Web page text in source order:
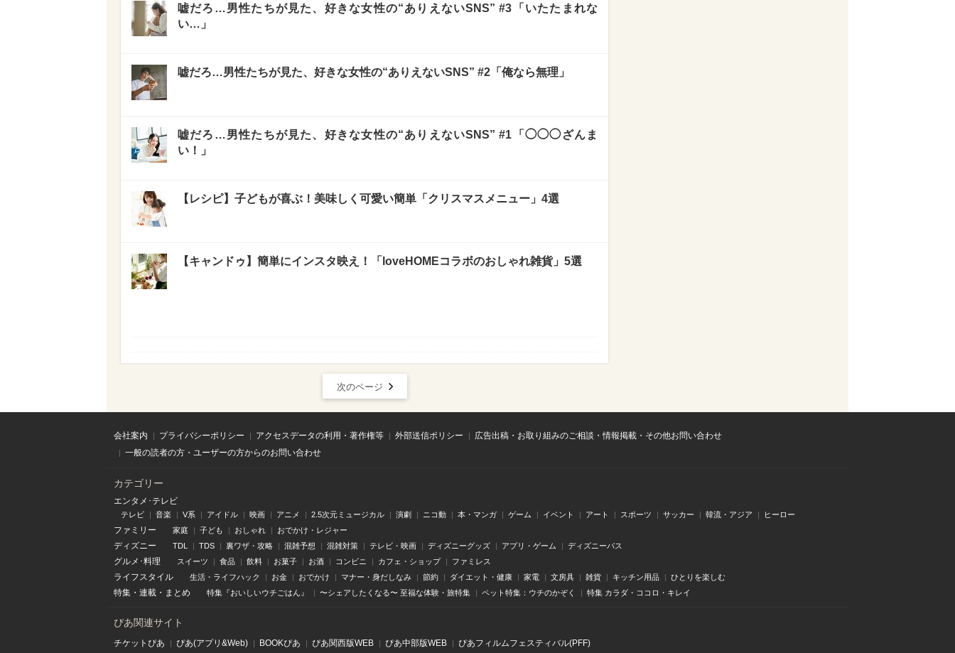
嘘だろ…男性たちが見た、好きな女性の“ありえないSNS” #3「いたたまれな
い…」
嘘だろ…男性たちが見た、好きな女性の“ありえないSNS” #2「俺なら無理」
嘘だろ…男性たちが見た、好きな女性の“ありえないSNS” #1「◯◯◯ざんま
い！」
【レシピ】子どもが喜ぶ！美味しく可愛い簡単「クリスマスメニュー」4選
【キャンドゥ】簡単にインスタ映え！「loveHOMEコラボのおしゃれ雑貨」5選
次のページ
会社案内 プライバシーポリシー アクセスデータの利用・著作権等 外部送信ポリシー
広告出稿・お取り組みのご相談・情報掲載・その他お問い合わせ
一般の読者の方・ユーザーの方からのお問い合わせ
カテゴリー
エンタメ･テレビ
テレビ 音楽 V系 アイドル 映画 アニメ 2.5次元ミュージカル 演劇 ニコ動 本・マンガ ゲーム イベント アート スポーツ サッカー 韓流・アジア ヒーロー
ファミリー 家庭 子ども おしゃれ おでかけ・レジャー
ディズニー TDL TDS 裏ワザ・攻略 混雑予想 混雑対策 テレビ・映画 ディズニーグッズ アプリ・ゲーム ディズニーパス
グルメ･料理 スイーツ 食品 飲料 お菓子 お酒 コンビニ カフェ・ショップ ファミレス
ライフスタイル 生活・ライフハック お金 おでかけ マナー・身だしなみ 節約 ダイエット・健康 家電 文房具 雑貨 キッチン用品 ひとりを楽しむ
特集 ・ 連載 ・ まとめ 特集『おいしいウチごはん』 〜シェアしたくなる〜 至福な体験・旅特集 ペット特集：ウチのかぞく 特集 カラダ・ココロ・キレイ
ぴあ関連サイト
チケットぴあ ぴあ(アプリ&Web) BOOKぴあ ぴあ関⻄版WEB ぴあ中部版WEB ぴあフィルムフェスティバル(PFF)